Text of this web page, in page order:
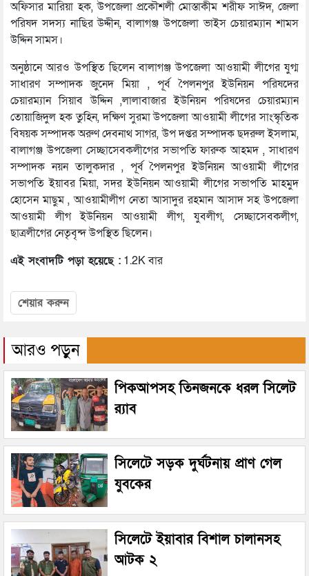
অফিসার মারিয়া হক, উপজেলা প্রকৌশলী মোস্তাকীম শরীফ সাঈদ, জেলা
পরিষদ সদস্য নাছির উদ্দীন, বালাগঞ্জ উপজেলা ভাইস চেয়ারম্যান শামস
উদ্দিন সামস।
অনুষ্ঠানে আরও উপস্থিত ছিলেন বালাগঞ্জ উপজেলা আওয়ামী লীগের যুগ্ম
সাধারণ সম্পাদক জুনেদ মিয়া , পূর্ব পৈলনপুর ইউনিয়ন পরিষদের
চেয়ারম্যান সিয়াব উদ্দিন ,লালাবাজার ইউনিয়ন পরিষদের চেয়ারম্যান
তোয়াজিদুল হক তুহিন, দক্ষিণ সুরমা উপজেলা আওয়ামী লীগের সাংস্কৃতিক
বিষয়ক সম্পাদক অরুণ দেবনাথ সাগর, উপ দপ্তর সম্পাদক ছদরুল ইসলাম,
বালাগঞ্জ উপজেলা সেচ্ছাসেবকলীগের সভাপতি ফারুক আহমদ , সাধারণ
সম্পাদক নয়ন তালুকদার , পূর্ব পৈলনপুর ইউনিয়ন আওয়ামী লীগের
সভাপতি ইয়াবর মিয়া, সদর ইউনিয়ন আওয়ামী লীগের সভাপতি মাহমুদ
হোসেন মাছুম , আওয়ামীলীগ নেতা আসাদুর রহমান আসাদ সহ উপজেলা
আওয়ামী লীগ ইউনিয়ন আওয়ামী লীগ, যুবলীগ, সেচ্ছাসেবকলীগ,
ছাত্রলীগের নেতৃবৃন্দ উপস্থিত ছিলেন।
এই সংবাদটি পড়া হয়েছে : 1.2K বার
শেয়ার করুন
আরও পড়ুন
পিকআপসহ তিনজনকে ধরল সিলেট
র‌্যাব
সিলেটে সড়ক দুর্ঘটনায় প্রাণ গেল
যুবকের
সিলেটে ইয়াবার বিশাল চালানসহ
আটক ২